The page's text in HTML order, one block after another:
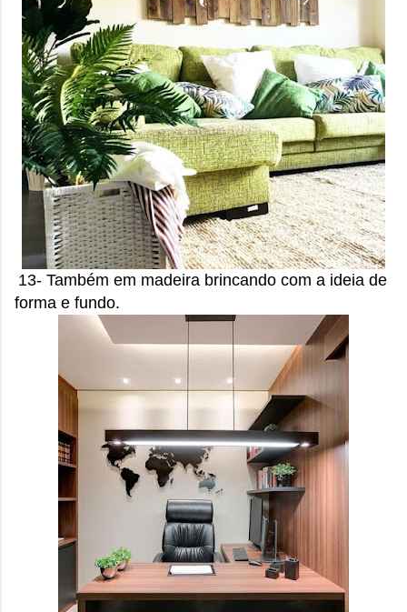
13- Também em madeira brincando com a ideia de
forma e fundo.